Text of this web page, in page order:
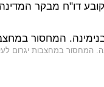
דו"ח מבקר
המחסור במחצבות יגרום